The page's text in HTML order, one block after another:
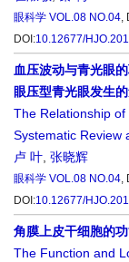
眼科学 VOL.08 NO.04,
DOI:10.12677/
血压波动与青光眼
眼压型青光眼发生
The Relationship of
Systematic Review
卢 叶 张晓辉
眼科学 VOL.08 NO.04,
DOI:10.12677/
角膜上皮干细胞的
The Function and